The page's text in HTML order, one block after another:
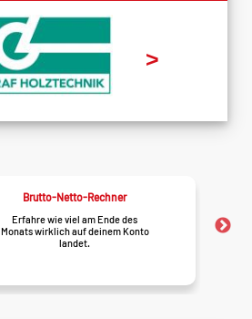
>
Brutto-Netto-Rechner
Erfahre wie viel am Ende des
Monats wirklich auf deinem Konto
landet.